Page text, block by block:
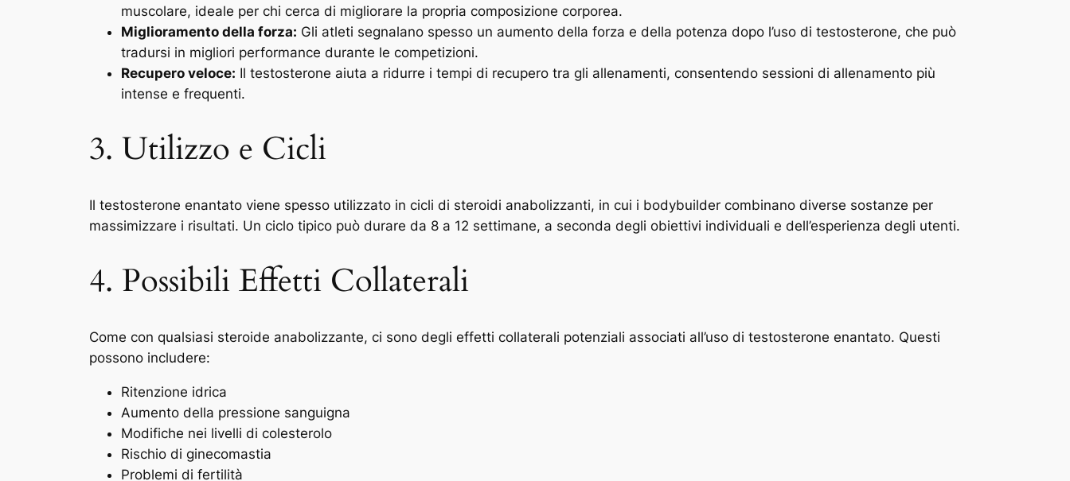
muscolare, ideale per chi cerca di migliorare la propria composizione corporea.
Miglioramento della forza: Gli atleti segnalano spesso un aumento della forza e della potenza dopo l’uso di testosterone, che può
tradursi in migliori performance durante le competizioni.
Recupero veloce: Il testosterone aiuta a ridurre i tempi di recupero tra gli allenamenti, consentendo sessioni di allenamento più
intense e frequenti.
3. Utilizzo e Cicli
Il testosterone enantato viene spesso utilizzato in cicli di steroidi anabolizzanti, in cui i bodybuilder combinano diverse sostanze per
massimizzare i risultati. Un ciclo tipico può durare da 8 a 12 settimane, a seconda degli obiettivi individuali e dell’esperienza degli utenti.
4. Possibili Effetti Collaterali
Come con qualsiasi steroide anabolizzante, ci sono degli effetti collaterali potenziali associati all’uso di testosterone enantato. Questi
possono includere:
Ritenzione idrica
Aumento della pressione sanguigna
Modifiche nei livelli di colesterolo
Rischio di ginecomastia
Problemi di fertilità